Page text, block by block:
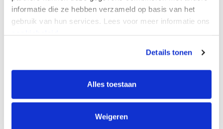
informatie die ze hebben verzameld op basis van het
gebruik van hun services. Lees voor meer informatie ons
Details tonen
Alles toestaan
Weigeren
laatste jaren groeit Kooiker hard. Het bedrijf kocht een
nieuw pand en deed forse investeringen. Ook
is Kooiker een nieuw bedrijf gestart in Italië waar van
een ondernemer, iemand van de praktijk. Me verdiepen